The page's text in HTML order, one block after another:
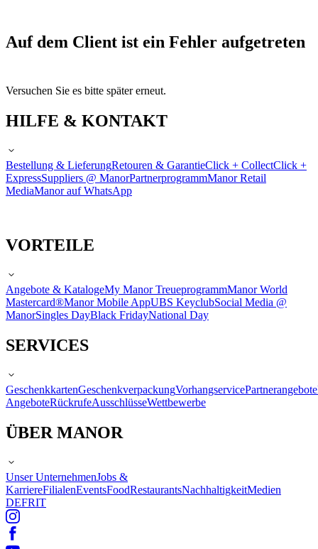
Auf dem Client ist ein Fehler aufgetreten
Versuchen Sie es bitte später erneut.
HILFE & KONTAKT
Bestellung & LieferungRetouren & GarantieClick + CollectClick +
ExpressSuppliers @ ManorPartnerprogrammManor Retail
MediaManor auf WhatsApp
VORTEILE
Angebote & KatalogeMy Manor TreueprogrammManor World
Mastercard®Manor Mobile AppUBS KeyclubSocial Media @
ManorSingles DayBlack FridayNational Day
SERVICES
GeschenkkartenGeschenkverpackungVorhangservicePartnerangebote
AngeboteRückrufeAusschlüsseWettbewerbe
ÜBER MANOR
Unser UnternehmenJobs &
KarriereFilialenEventsFoodRestaurantsNachhaltigkeitMedien
DEFRIT